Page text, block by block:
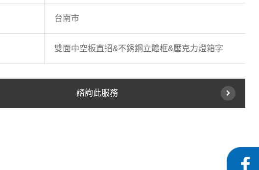
台南市
雙面中空板直招&不銹鋼立體框&壓克力燈箱字
諮詢此服務